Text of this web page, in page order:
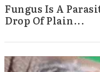
Fungus Is A
Drop Of Plain...